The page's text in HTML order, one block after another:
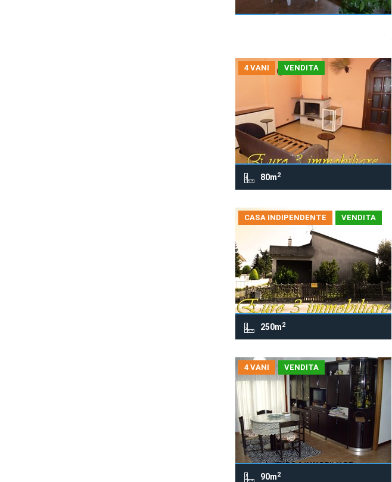
4 VANI VENDITA
80m2
CASA INDIPENDENTE VENDITA
250m2
4 VANI VENDITA
90m2